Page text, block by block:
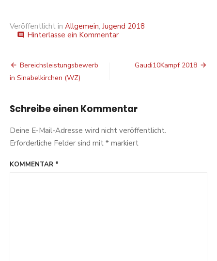
Veröffentlicht in Allgemein, Jugend 2018
comment Hinterlasse ein Kommentarauf
Beitragsnavigation
Bereichsleistungsbewerb
in Sinabelkirchen (WZ)
Gaudi10Kampf 2018
Schreibe einen Kommentar
Deine E-Mail-Adresse wird nicht veröffentlicht.
Erforderliche Felder sind mit * markiert
KOMMENTAR *